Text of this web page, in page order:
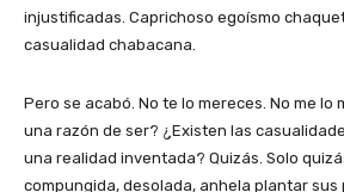
injustificadas. Caprichoso egoísmo
casualidad chabacana.
Pero se acabó. No te lo mereces. No me lo
una razón de ser? ¿Existen las
una realidad inventada? Quizás. Solo
compungida, desolada, anhela plantar sus